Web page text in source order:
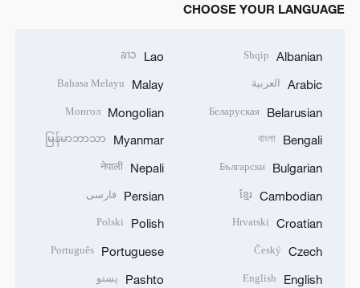
CHOOSE YOUR LANGUAGE
Albanian
Shqip
Arabic العربية
Belarusian
Беларуская
Bengali
বাংলা
Bulgarian
Български
Cambodian
ខ្មែរ
Croatian
Hrvatski
Czech
Český
English
English
Lao
ລາວ
Malay
Bahasa Melayu
Mongolian
Монгол
Myanmar
မြန်မာဘာသာ
Nepali
नेपाली
Persian فارسی
Polish
Polski
Portuguese
Português
Pashto پښتو